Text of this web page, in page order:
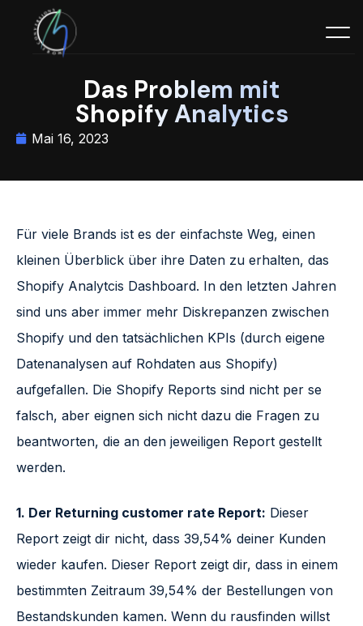
Das Problem mit
Shopify Analytics
Mai 16, 2023
Für viele Brands ist es der einfachste Weg, einen
kleinen Überblick über ihre Daten zu erhalten, das
Shopify Analytcis Dashboard. In den letzten Jahren
sind uns aber immer mehr Diskrepanzen zwischen
Shopify und den tatsächlichen KPIs (durch eigene
Datenanalysen auf Rohdaten aus Shopify)
aufgefallen. Die Shopify Reports sind nicht per se
falsch, aber eignen sich nicht dazu die Fragen zu
beantworten, die an den jeweiligen Report gestellt
werden.
1. Der Returning customer rate Report: Dieser
Report zeigt dir nicht, dass 39,54% deiner Kunden
wieder kaufen. Dieser Report zeigt dir, dass in einem
bestimmten Zeitraum 39,54% der Bestellungen von
Bestandskunden kamen. Wenn du rausfinden willst